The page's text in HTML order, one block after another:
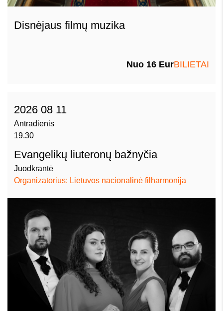
Disnėjaus filmų muzika
Nuo 16 EurBILIETAI
2026 08 11
Antradienis
19.30
Evangelikų liuteronų bažnyčia
Juodkrantė
Organizatorius: Lietuvos nacionalinė filharmonija